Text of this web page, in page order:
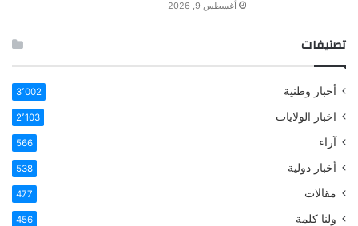
أغسطس 9, 2026
تصنيفات
أخبار وطنية 3٬002
اخبار الولايات 2٬103
آراء 566
أخبار دولية 538
مقالات 477
ولنا كلمة 456